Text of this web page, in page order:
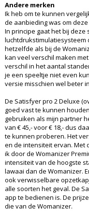
Andere merken
Ik heb om te kunnen
de aanbieding was om
In principe gaat het bij deze
luchtdrukstimulatiesysteem
hetzelfde als bij de
kan veel verschil maken
verschil in het aantal
je een speeltje niet even
versie misschien wel beter
De Satisfyer pro 2 Deluxe
goed vast te kunnen
gebruiken als mijn partner
van € 45,- voor € 18,- dus
te kunnen proberen. Het
en de intensiteit ervan. Met
ik door de Womanizer
intensiteit van de hoogste
lawaai dan de Womanizer.
ook verwisselbare
alle soorten het geval. De
app te bedienen is. De
die van de Womanizer.